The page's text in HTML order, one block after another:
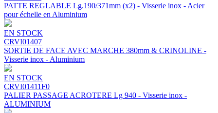
PATTE REGLABLE Lg.190/371mm (x2) - Visserie inox - Acier
pour échelle en Aluminium
EN STOCK
CRVI01407
SORTIE DE FACE AVEC MARCHE 380mm & CRINOLINE -
Visserie inox - Aluminium
EN STOCK
CRVI01411F0
PALIER PASSAGE ACROTERE Lg 940 - Visserie inox -
ALUMINIUM